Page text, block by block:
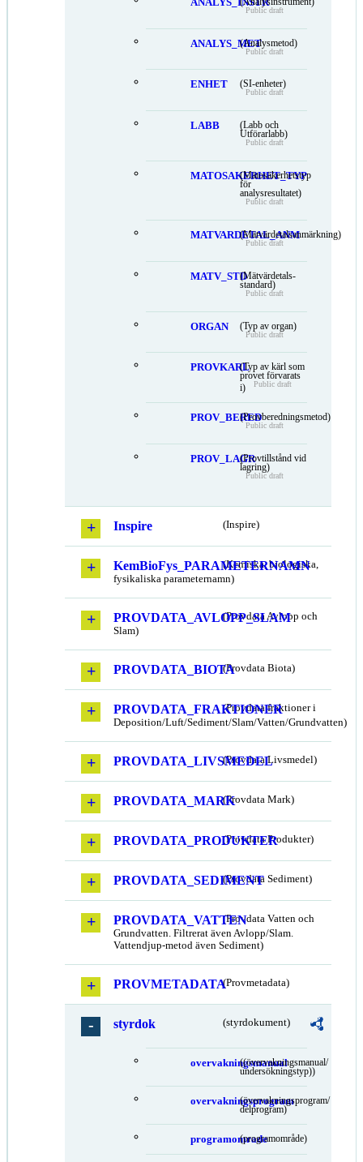
ANALYS_INSTR
Public draft
ANALYS_MET(Analysmetod)
Public draft
ENHET (SI-enheter)
Public draft
LABB
(Labb och
Utförarlabb)
Public draft
MATOSAKERHET_TYP
(Mätosäkerhetstyp
för
analysresultatet)
Public draft
MATVARDETAL_ANM
(Mätvärdetalsanmärkning)
Public draft
MATV_STD(Mätvärdetals-
standard)
Public draft
ORGAN (Typ av organ)
Public draft
PROVKARL(Typ av kärl som
provet förvarats
i)
Public draft
PROV_BERED(Provberedningsmetod)
Public draft
PROV_LAGR(Provtillstånd vid
lagring)
Public draft
Inspire (Inspire)
KemBioFys_PARAMETERNAMN
(Kemiska, biologiska,
fysikaliska parameternamn)
PROVDATA_AVLOPP_SLAM
(Provdata Avlopp och
Slam)
PROVDATA_BIOTA(Provdata Biota)
PROVDATA_FRAKTIONER
(Provdata fraktioner i
Deposition/Luft/Sediment/Slam/Vatten/Grundvatten)
PROVDATA_LIVSMEDEL
(Provdata Livsmedel)
PROVDATA_MARK(Provdata Mark)
PROVDATA_PRODUKTER
(Provdata Produkter)
PROVDATA_SEDIMENT(Provdata Sediment)
PROVDATA_VATTEN(Provdata Vatten och
Grundvatten. Filtrerat även Avlopp/Slam.
Vattendjup-metod även Sediment)
PROVMETADATA(Provmetadata)
styrdok (styrdokument)
overvakningsmanual
((övervakningsmanual/
undersökningstyp))
overvakningsprogram
(övervakningsprogram/
delprogram)
programomrade(programområde)